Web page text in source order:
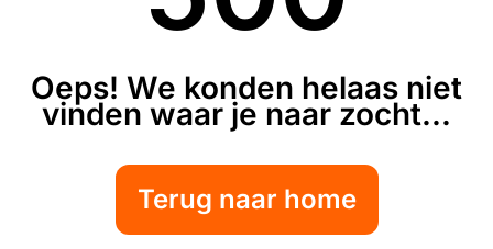
Oeps! We konden helaas niet
vinden waar je naar zocht...
Terug naar home